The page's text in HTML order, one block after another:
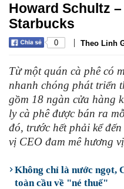
Howard Schultz
Starbucks
0 | Theo Linh
Từ một quán cà phê có
nhanh chóng phát triển
gồm 18 ngàn cửa hàng
ly cà phê được bán ra
đó, trước hết phải kể
vị CEO đam mê hương
Không chỉ là nước ngọt,
toàn cầu về "né thuế"